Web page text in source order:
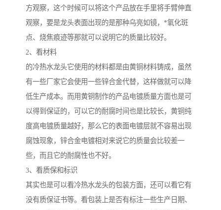
方观察，这个时候可以将这个产品放在手里将手臂伸直
观察，要是龙头表面出现的是那种乌亮如镜，*氧化斑
点、烧焦痕迹等那就可以说明它的质量比较好。
2、看材料
的冷热水龙头它使用的材料都是由黄铜材料铸成，虽然
有一些厂家它会使用一些锌合金代替，这样做就可以降
低生产成本。而用黄铜制作的产品电镀质量方面也是可
以得到保证的，可以它的耐腐时间也是比较长，黄铜纯
度高电镀质量越好，那么它的表面电镀层就不容易出现
腐蚀现象，锌合金电镀相对来说它的质量会比较差一
些，而且它的耐腐性也不好。
3、看质保和标识
其实也是可以看冷热水龙头的包装方面，还可以看它有
没有质保证书等。看包装上是否有标注一些生产日期、